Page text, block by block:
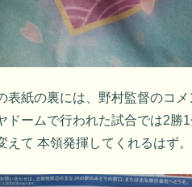
表紙の裏には、野村監督のコ
ドームで行われた試合では2
えて 本領発揮してくれるはず。